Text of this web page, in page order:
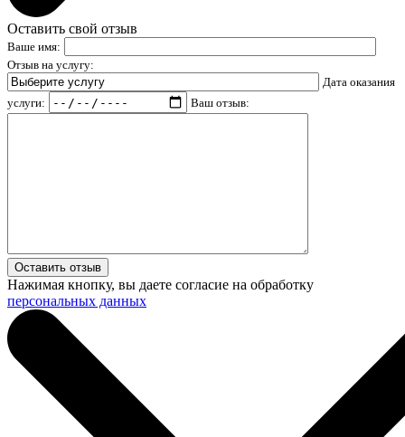
Оставить свой отзыв
Ваше имя:
Отзыв на услугу:
Дата оказания
услуги:
Ваш отзыв:
Нажимая кнопку, вы даете согласие на обработку
персональных данных